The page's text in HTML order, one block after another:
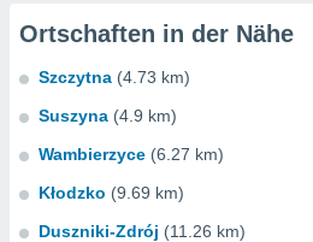
Ortschaften in der Nähe
Szczytna (4.73 km)
Suszyna (4.9 km)
Wambierzyce (6.27 km)
Kłodzko (9.69 km)
Duszniki-Zdrój (11.26 km)